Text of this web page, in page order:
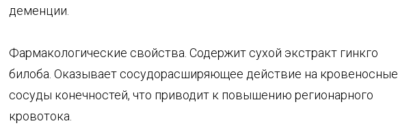
деменции.
Фармакологические свойства. Содержит сухой экстракт гинкго
билоба. Оказывает сосудорасширяющее действие на кровеносные
сосуды конечностей, что приводит к повышению регионарного
кровотока.